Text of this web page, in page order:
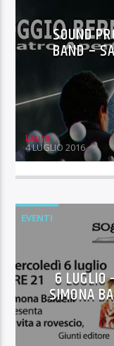
SOUND
BAND –
Laura
4 LUGLIO 2016
EVENTI
6 LUGLIO
SIMONA